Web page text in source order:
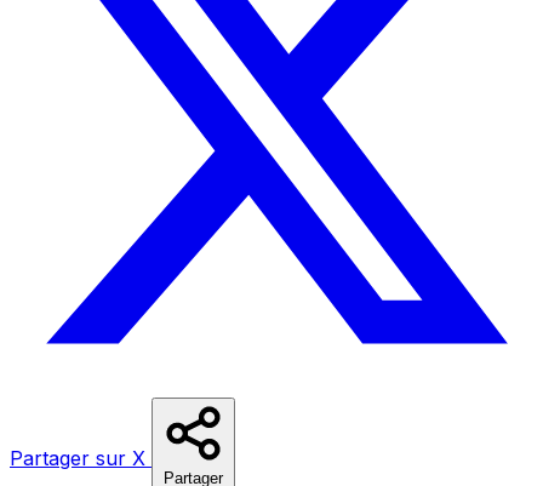
Partager sur X
Partager